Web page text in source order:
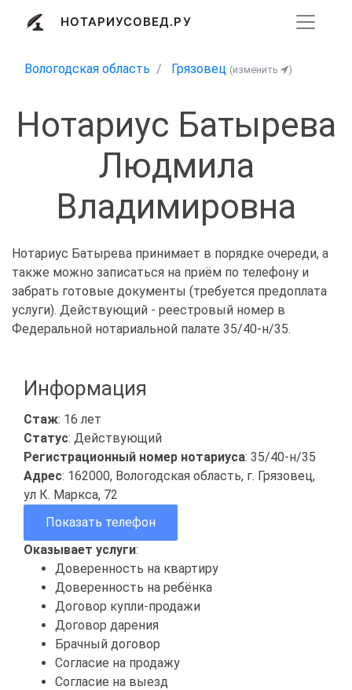
НОТАРИУСОВЕД.РУ
Вологодская область Грязовец (изменить )
Нотариус Батырева
Людмила
Владимировна
Нотариус Батырева принимает в порядке очереди, а
также можно записаться на приём по телефону и
забрать готовые документы (требуется предоплата
услуги). Действующий - реестровый номер в
Федеральной нотариальной палате 35/40-н/35.
Информация
Стаж: 16 лет
Статус: Действующий
Регистрационный номер нотариуса: 35/40-н/35
Адрес: 162000, Вологодская область, г. Грязовец,
ул К. Маркса, 72
Показать телефон
Оказывает услуги:
Доверенность на квартиру
Доверенность на ребёнка
Договор купли-продажи
Договор дарения
Брачный договор
Согласие на продажу
Согласие на выезд